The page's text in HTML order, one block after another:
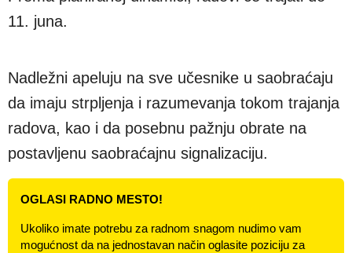
11. juna.
Nadležni apeluju na sve učesnike u saobraćaju
da imaju strpljenja i razumevanja tokom trajanja
radova, kao i da posebnu pažnju obrate na
postavljenu saobraćajnu signalizaciju.
OGLASI RADNO MESTO!
Ukoliko imate potrebu za radnom snagom nudimo vam
mogućnost da na jednostavan način oglasite poziciju za